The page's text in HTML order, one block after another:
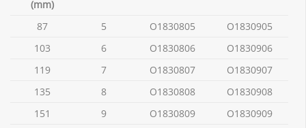
(mm)
O1830905
O1830805
5
87
O1830906
O1830806
6
103
O1830907
O1830807
7
119
O1830908
O1830808
8
135
O1830909
O1830809
9
151